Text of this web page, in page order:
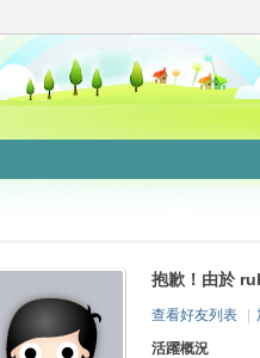
抱歉！由於
查看好友列表
活躍概況